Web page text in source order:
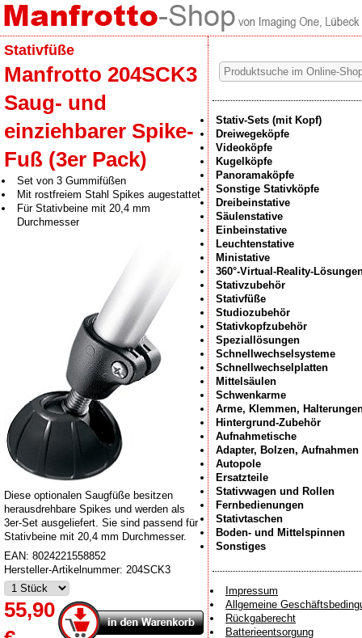
Stativfüße
Manfrotto 204SCK3
Saug- und
einziehbarer Spike-
Fuß (3er Pack)
Set von 3 Gummifüßen
Mit rostfreiem Stahl Spikes augestattet
Für Stativbeine mit 20,4 mm
Durchmesser
Diese optionalen Saugfüße besitzen
herausdrehbare Spikes und werden als
3er-Set ausgeliefert. Sie sind passend für
Stativbeine mit 20,4 mm Durchmesser.
EAN: 8024221558852
Hersteller-Artikelnummer: 204SCK3
55,90
Stativ-Sets (mit Kopf)
Dreiwegeköpfe
Videoköpfe
Kugelköpfe
Panoramaköpfe
Sonstige Stativköpfe
Dreibeinstative
Säulenstative
Einbeinstative
Leuchtenstative
Ministative
360°-Virtual-Reality-
Stativzubehör
Stativfüße
Studiozubehör
Stativkopfzubehör
Speziallösungen
Schnellwechselsysteme
Schnellwechselplatten
Mittelsäulen
Schwenkarme
Arme, Klemmen,
Hintergrund-Zubehör
Aufnahmetische
Adapter, Bolzen, Aufnahmen
Autopole
Ersatzteile
Stativwagen und Rollen
Fernbedienungen
Stativtaschen
Boden- und Mittelspinnen
Sonstiges
Impressum
Allgemeine
Rückgaberecht
Batterieentsorgung